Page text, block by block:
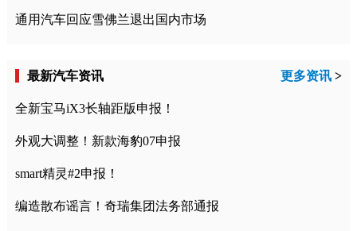
通用汽车回应雪佛兰退出国内市场
最新汽车资讯 更多资讯 >
全新宝马iX3长轴距版申报！
外观大调整！新款海豹07申报
smart精灵#2申报！
编造散布谣言！奇瑞集团法务部通报